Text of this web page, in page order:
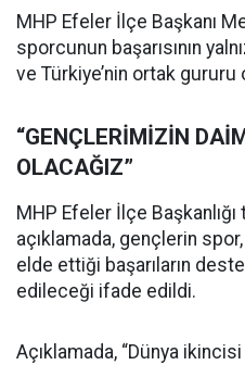
MHP Efeler İlçe Başkanı
sporcunun başarısının
ve Türkiye’nin ortak
“GENÇLERİMİZİN
OLACAĞIZ”
MHP Efeler İlçe Başkanlığı
açıklamada, gençlerin
elde ettiği başarıların
edileceği ifade edildi.
Açıklamada, “Dünya